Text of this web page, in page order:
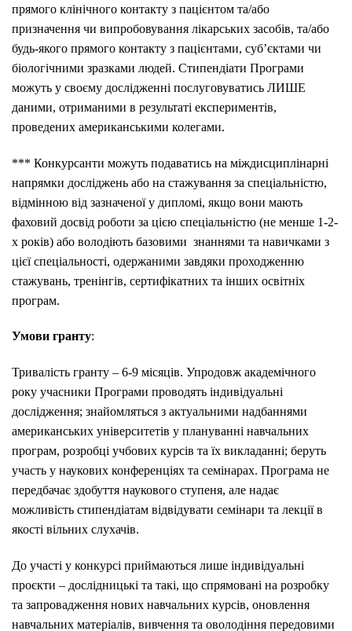
прямого клінічного контакту з пацієнтом та/або
призначення чи випробовування лікарських засобів, та/або
будь-якого прямого контакту з пацієнтами, суб’єктами чи
біологічними зразками людей. Стипендіати Програми
можуть у своєму дослідженні послуговуватись ЛИШЕ
даними, отриманими в результаті експериментів,
проведених американськими колегами.
*** Конкурсанти можуть подаватись на міждисциплінарні
напрямки досліджень або на стажування за спеціальністю,
відмінною від зазначеної у дипломі, якщо вони мають
фаховий досвід роботи за цією спеціальністю (не менше 1-2-
х років) або володіють базовими знаннями та навичками з
цієї спеціальності, одержаними завдяки проходженню
стажувань, тренінгів, сертифікатних та інших освітніх
програм.
Умови гранту:
Тривалість гранту – 6-9 місяців. Упродовж академічного
року учасники Програми проводять індивідуальні
дослідження; знайомляться з актуальними надбаннями
американських університетів у плануванні навчальних
програм, розробці учбових курсів та їх викладанні; беруть
участь у наукових конференціях та семінарах. Програма не
передбачає здобуття наукового ступеня, але надає
можливість стипендіатам відвідувати семінари та лекції в
якості вільних слухачів.
До участі у конкурсі приймаються лише індивідуальні
проєкти – дослідницькі та такі, що спрямовані на розробку
та запровадження нових навчальних курсів, оновлення
навчальних матеріалів, вивчення та оволодіння передовими